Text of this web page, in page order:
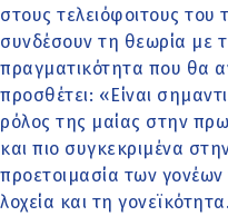
στους τελειόφοιτους του
συνδέσουν τη θεωρία με
πραγματικότητα που θα
προσθέτει: «Είναι
ρόλος της μαίας στην
και πιο συγκεκριμένα
προετοιμασία των
λοχεία και τη